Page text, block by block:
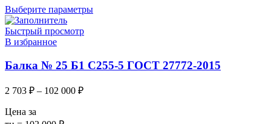
Выберите параметры
Быстрый просмотр
В избранное
Балка № 25 Б1 С255-5 ГОСТ 27772-2015
2 703 ₽ – 102 000 ₽
Цена за